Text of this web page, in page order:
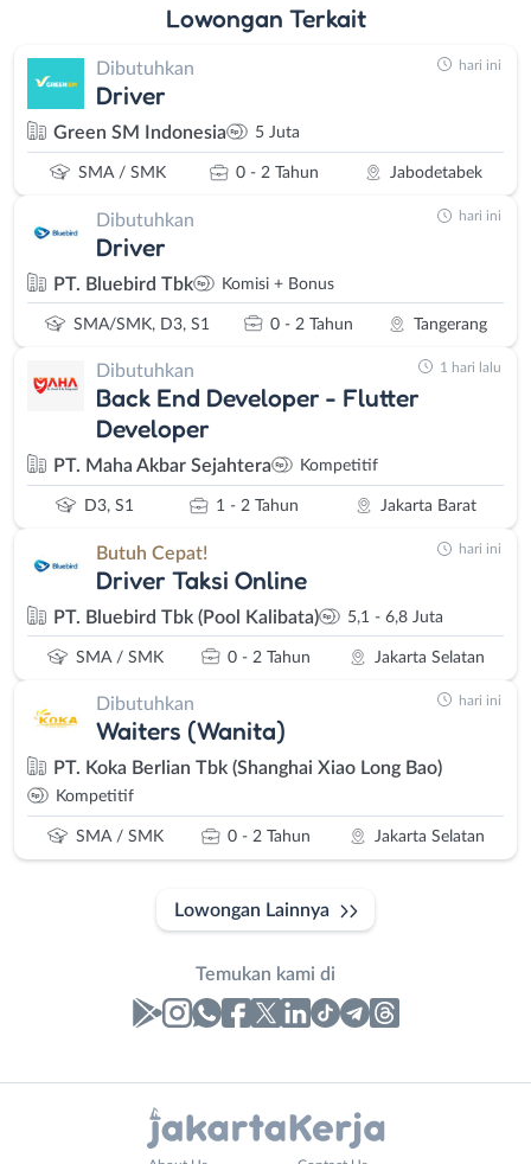
Lowongan Terkait
Dibutuhkan
Driver
Green SM Indonesia 5 Juta
SMA / SMK 0 - 2 Tahun Jabodetabek
hari ini
Dibutuhkan
Driver
PT. Bluebird Tbk Komisi + Bonus
SMA/SMK, D3, S1 0 - 2 Tahun Tangerang
hari ini
Dibutuhkan
Back End Developer - Flutter
Developer
PT. Maha Akbar Sejahtera Kompetitif
D3, S1 1 - 2 Tahun Jakarta Barat
1 hari lalu
Butuh Cepat!
Driver Taksi Online
PT. Bluebird Tbk (Pool Kalibata) 5,1 - 6,8 Juta
SMA / SMK 0 - 2 Tahun Jakarta Selatan
hari ini
Dibutuhkan
Waiters (Wanita)
PT. Koka Berlian Tbk (Shanghai Xiao Long Bao)
Kompetitif
SMA / SMK 0 - 2 Tahun Jakarta Selatan
hari ini
Lowongan Lainnya
Temukan kami di